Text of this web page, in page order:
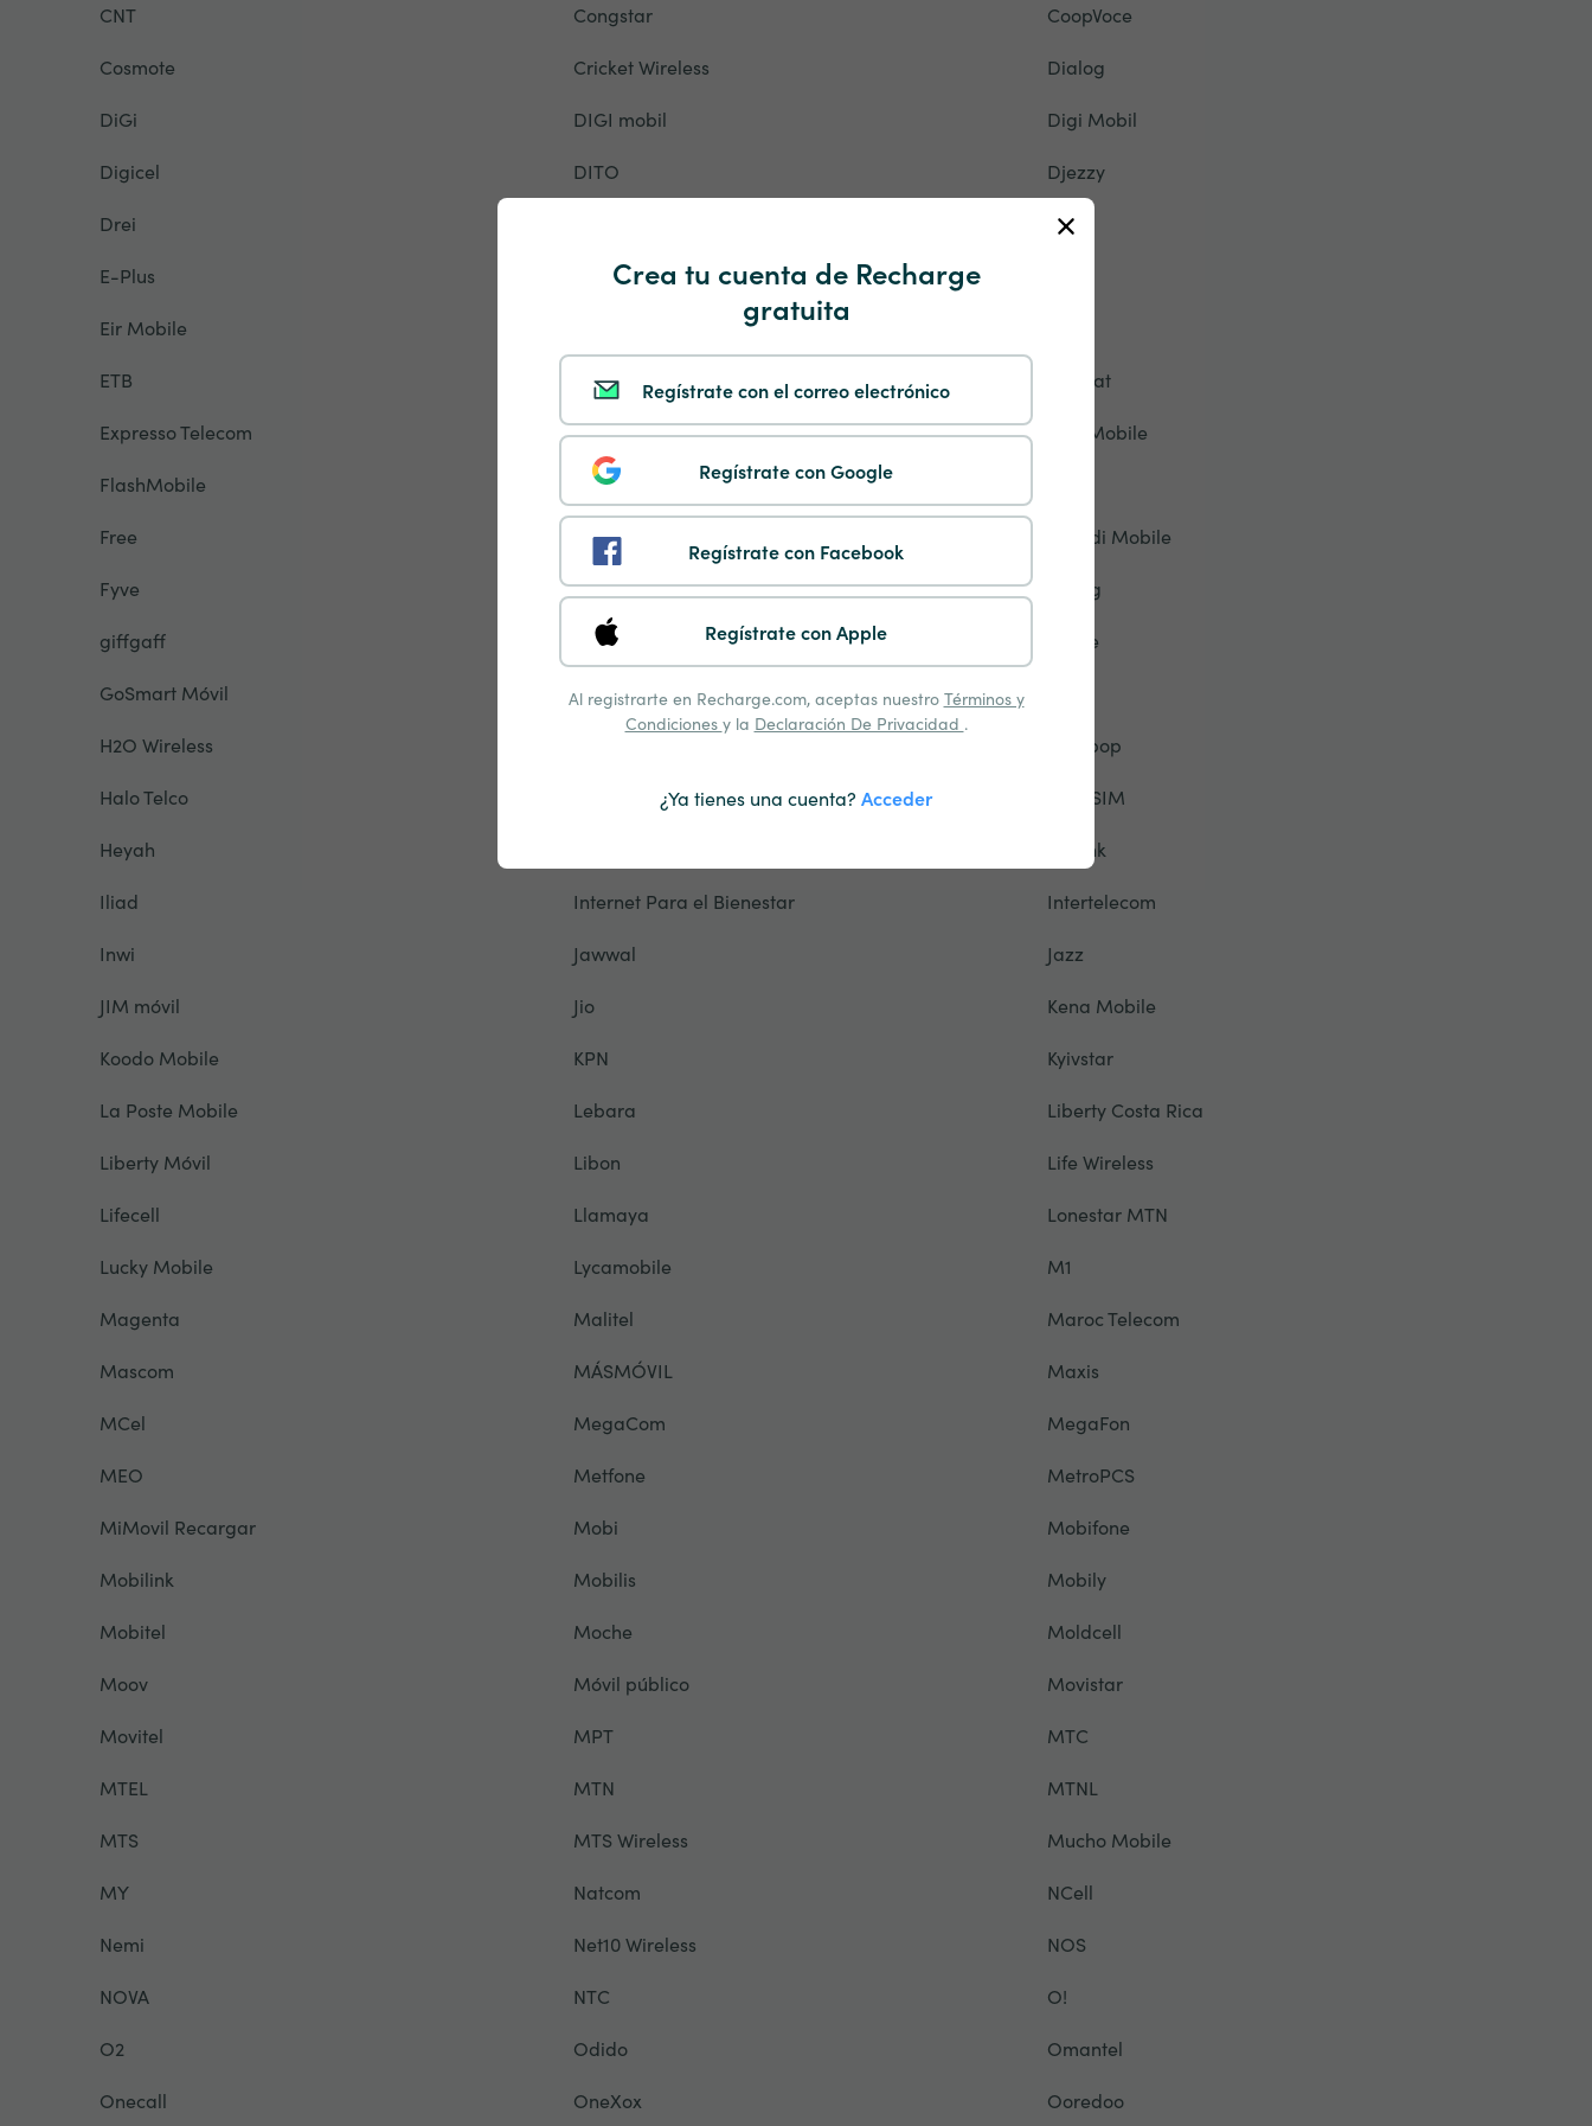
Crea tu cuenta de Recharge
gratuita
Regístrate con el correo electrónico
Regístrate con Google
Regístrate con Facebook
Regístrate con Apple
Al registrarte en Recharge.com, aceptas nuestro Términos y
Condiciones y la Declaración De Privacidad .
¿Ya tienes una cuenta? Acceder
CNT
Congstar
CoopVoce
Cosmote
Cricket Wireless
Dialog
DiGi
DIGI mobil
Digi Mobil
Digicel
DITO
Djezzy
Drei
Du
E-Plus
Eir Mobile
ETB
Ethiotelecom
Etisalat
Expresso Telecom
Fastweb
Five Mobile
FlashMobile
Flow
Free
Freedom Mobile
Friendi Mobile
Fyve
Gamcel
Georg
giffgaff
Glo
Globe
GoSmart Móvil
Grameenphone
H2O Wireless
Halebop
Halo Telco
HelloSIM
Heyah
Hotlink
Iliad
Internet Para el Bienestar
Intertelecom
Inwi
Jawwal
Jazz
JIM móvil
Jio
Kena Mobile
Koodo Mobile
KPN
Kyivstar
La Poste Mobile
Lebara
Liberty Costa Rica
Liberty Móvil
Libon
Life Wireless
Lifecell
Llamaya
Lonestar MTN
Lucky Mobile
Lycamobile
M1
Magenta
Malitel
Maroc Telecom
Mascom
MÁSMÓVIL
Maxis
MCel
MegaCom
MegaFon
MEO
Metfone
MetroPCS
MiMovil Recargar
Mobi
Mobifone
Mobilink
Mobilis
Mobily
Mobitel
Moche
Moldcell
Moov
Móvil público
Movistar
Movitel
MPT
MTC
MTEL
MTN
MTNL
MTS
MTS Wireless
Mucho Mobile
MY
Natcom
NCell
Nemi
Net10 Wireless
NOS
NOVA
NTC
O!
O2
Odido
Omantel
Onecall
OneXox Ooredoo